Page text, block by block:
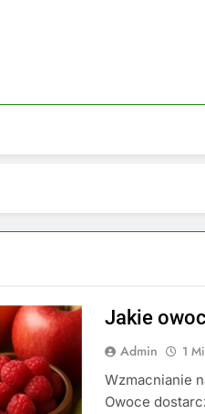
Jakie
Admin 1
Wzmacnianie
Owoce